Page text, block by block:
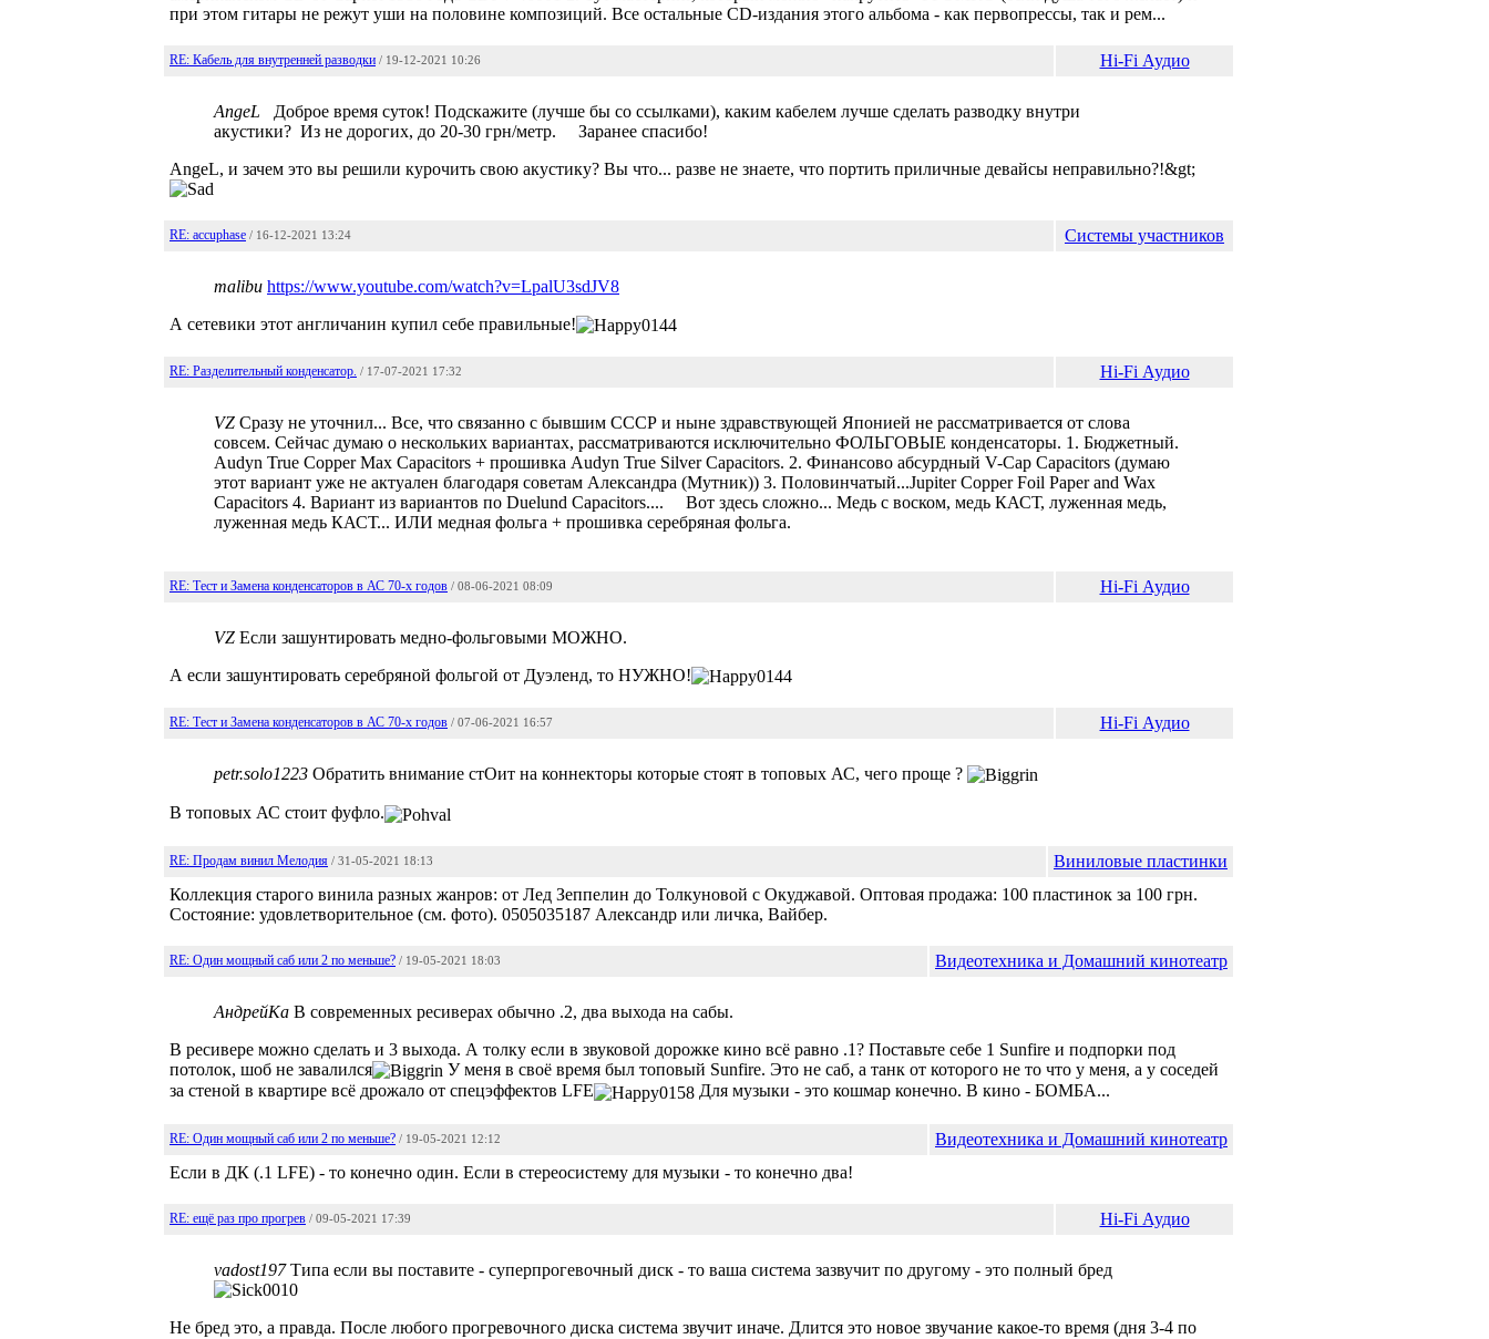
при этом гитары не режут уши на половине композиций. Все остальные CD-издания этого альбома - как первопрессы, так и рем...
RE: Кабель для внутренней разводки / 19-12-2021 10:26 Hi-Fi Аудио
AngeL Доброе время суток! Подскажите (лучше бы со ссылками), каким кабелем лучше сделать разводку внутри
акустики? Из не дорогих, до 20-30 грн/метр. Заранее спасибо!
AngeL, и зачем это вы решили курочить свою акустику? Вы что... разве не знаете, что портить приличные девайсы неправильно?!&gt;
RE: accuphase / 16-12-2021 13:24 Системы участников
malibu https://www.youtube.com/watch?v=LpalU3sdJV8
А сетевики этот англичанин купил себе правильные!
RE: Разделительный конденсатор. / 17-07-2021 17:32 Hi-Fi Аудио
VZ Сразу не уточнил... Все, что связанно с бывшим СССР и ныне здравствующей Японией не рассматривается от слова
совсем. Сейчас думаю о нескольких вариантах, рассматриваются исключительно ФОЛЬГОВЫЕ конденсаторы. 1. Бюджетный.
Audyn True Copper Max Capacitors + прошивка Audyn True Silver Capacitors. 2. Финансово абсурдный V-Cap Capacitors (думаю
этот вариант уже не актуален благодаря советам Александра (Мутник)) 3. Половинчатый...Jupiter Copper Foil Paper and Wax
Capacitors 4. Вариант из вариантов по Duelund Capacitors.... Вот здесь сложно... Медь с воском, медь КАСТ, луженная медь,
луженная медь КАСТ... ИЛИ медная фольга + прошивка серебряная фольга.
RE: Тест и Замена конденсаторов в АС 70-х годов / 08-06-2021 08:09 Hi-Fi Аудио
VZ Если зашунтировать медно-фольговыми МОЖНО.
А если зашунтировать серебряной фольгой от Дуэленд, то НУЖНО!
RE: Тест и Замена конденсаторов в АС 70-х годов / 07-06-2021 16:57 Hi-Fi Аудио
petr.solo1223 Обратить внимание стОит на коннекторы которые стоят в топовых АС, чего проще ?
В топовых АС стоит фуфло.
RE: Продам винил Мелодия / 31-05-2021 18:13
Виниловые пластинки
Коллекция старого винила разных жанров: от Лед Зеппелин до Толкуновой с Окуджавой. Оптовая продажа: 100 пластинок за 100 грн.
Состояние: удовлетворительное (см. фото). 0505035187 Александр или личка, Вайбер.
RE: Один мощный саб или 2 по меньше? / 19-05-2021 18:03 Видеотехника и Домашний кинотеатр
АндрейКа В современных ресиверах обычно .2, два выхода на сабы.
В ресивере можно сделать и 3 выхода. А толку если в звуковой дорожке кино всё равно .1? Поставьте себе 1 Sunfire и подпорки под
потолок, шоб не завалился
У меня в своё время был топовый Sunfire. Это не саб, а танк от которого не то что у меня, а у соседей
за стеной в квартире всё дрожало от спецэффектов LFE
Для музыки - это кошмар конечно. В кино - БОМБА...
RE: Один мощный саб или 2 по меньше? / 19-05-2021 12:12
Видеотехника и Домашний кинотеатр
Если в ДК (.1 LFE) - то конечно один. Если в стереосистему для музыки - то конечно два!
RE: ещё раз про прогрев / 09-05-2021 17:39 Hi-Fi Аудио
vadost197Типа если вы поставите - суперпрогевочный диск - то ваша система зазвучит по другому - это полный бред
Не бред это, а правда. После любого прогревочного диска система звучит иначе. Длится это новое звучание какое-то время (дня 3-4 по